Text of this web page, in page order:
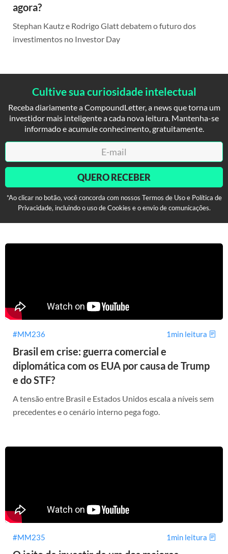
agora?
Stephan Kautz e Rodrigo Glatt debatem o futuro dos
investimentos no Investor Day
Cultive sua curiosidade intelectual
Receba diariamente a CompoundLetter, a news que torna um
investidor mais inteligente a cada nova leitura. Mantenha-se
informado e acumule conhecimento, gratuitamente.
QUERO RECEBER
*Ao clicar no botão, você concorda com nossos Termos de Uso e Política de
Privacidade, incluindo o uso de Cookies e o envio de comunicações.
#MM236 1min leitura
Brasil em crise: guerra comercial e
diplomática com os EUA por causa de Trump
e do STF?
A tensão entre Brasil e Estados Unidos escala a níveis sem
precedentes e o cenário interno pega fogo.
#MM235 1min leitura